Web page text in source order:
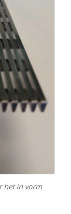
het in vorm